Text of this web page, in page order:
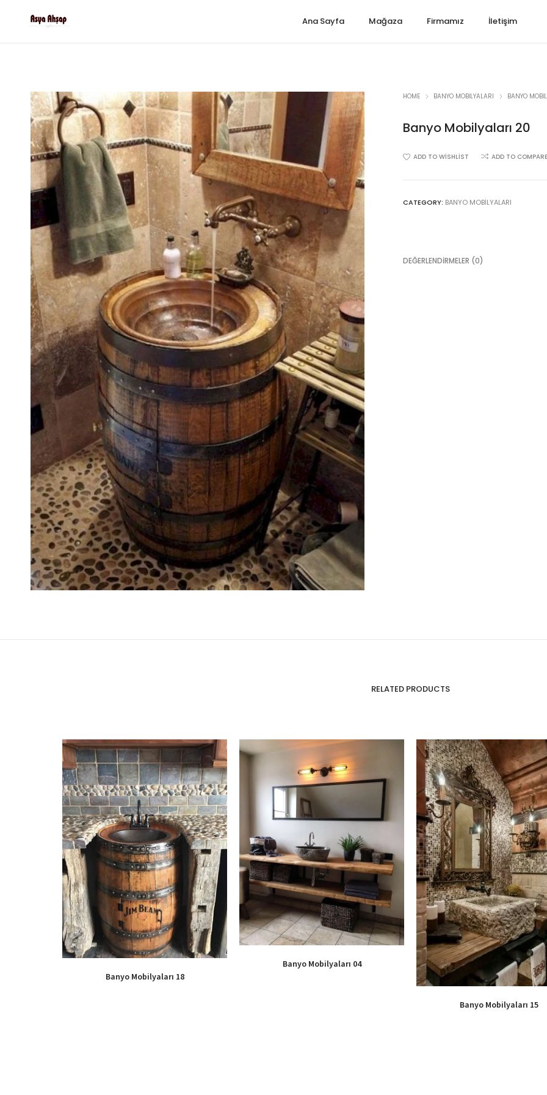
Ana Sayfa Mağaza Firmamız İletişim
HOME BANYO MOBILYALARI BANYO
Banyo Mobilyaları 20
ADD TO WISHLIST ADD TO COMPARE
CATEGORY: BANYO MOBILYALARI
DEĞERLENDIRMELER (0)
RELATED PRODUCTS
Banyo Mobilyaları 18
Banyo Mobilyaları 04
Banyo Mobilyaları 15